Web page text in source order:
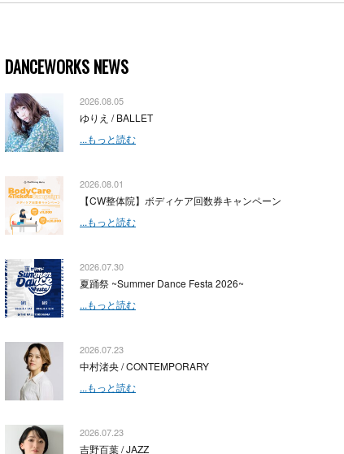
DANCEWORKS NEWS
2026.08.05
ゆりえ / BALLET
...もっと読む
2026.08.01
【CW整体院】ボディケア回数券キャンペーン
...もっと読む
2026.07.30
夏踊祭 ~Summer Dance Festa 2026~
...もっと読む
2026.07.23
中村渚央 / CONTEMPORARY
...もっと読む
2026.07.23
吉野百葉 / JAZZ